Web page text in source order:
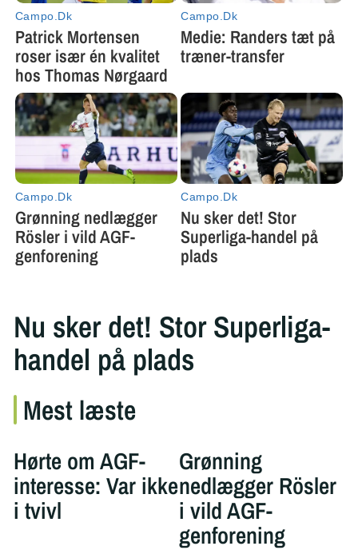
Nu sker det! Stor Superliga-
handel på plads
Mest læste
Hørte om AGF-
interesse: Var ikke
i tvivl
Grønning
nedlægger Rösler
i vild AGF-
genforening